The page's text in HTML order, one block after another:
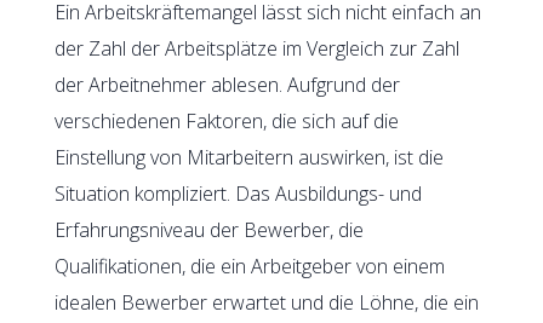
Ein Arbeitskräftemangel lässt sich nicht einfach an
der Zahl der Arbeitsplätze im Vergleich zur Zahl
der Arbeitnehmer ablesen. Aufgrund der
verschiedenen Faktoren, die sich auf die
Einstellung von Mitarbeitern auswirken, ist die
Situation kompliziert. Das Ausbildungs- und
Erfahrungsniveau der Bewerber, die
Qualifikationen, die ein Arbeitgeber von einem
idealen Bewerber erwartet und die Löhne, die ein